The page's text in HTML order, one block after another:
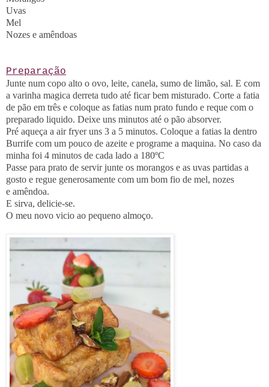
Uvas
Mel
Nozes e amêndoas
Preparação
Junte num copo alto o ovo, leite, canela, sumo de limão, sal. E com
a varinha magica derreta tudo até ficar bem misturado. Corte a fatia
de pão em três e coloque as fatias num prato fundo e reque com o
preparado liquido. Deixe uns minutos até o pão absorver.
Pré aqueça a air fryer uns 3 a 5 minutos. Coloque a fatias la dentro
Burrife com um pouco de azeite e programe a maquina. No caso da
minha foi 4 minutos de cada lado a 180ºC
Passe para prato de servir junte os morangos e as uvas partidas a
gosto e regue generosamente com um bom fio de mel, nozes
e amêndoa.
E sirva, delicie-se.
O meu novo vicio ao pequeno almoço.